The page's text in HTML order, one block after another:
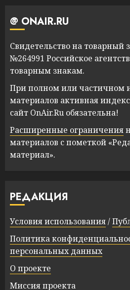
@ ONAIR.RU
Свидетельство на товарный
№264991 Российское
товарным знакам.
При полном или частичном
материалов активная
сайт OnAir.Ru обязательна!
Расширенные ограничения
материалов с пометкой
материал».
РЕДАКЦИЯ
Условия использования/
Политика
персональных данных
О проекте
Миссия проекта